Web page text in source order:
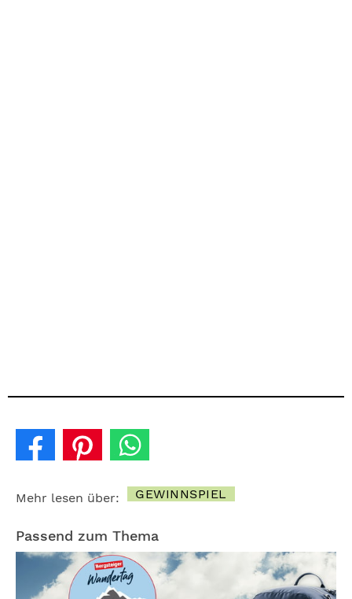
Mehr lesen über: GEWINNSPIEL
Passend zum Thema